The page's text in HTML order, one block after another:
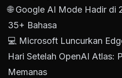
🌐Google AI Mode Hadir di
35+ Bahasa
💻 Microsoft Luncurkan
Hari Setelah OpenAI Atlas:
Memanas